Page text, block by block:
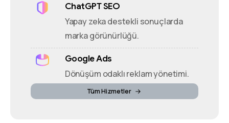
ChatGPT SEO
Yapay zeka destekli sonuçlarda
marka görünürlüğü.
Google Ads
Dönüşüm odaklı reklam yönetimi.
Tüm Hizmetler